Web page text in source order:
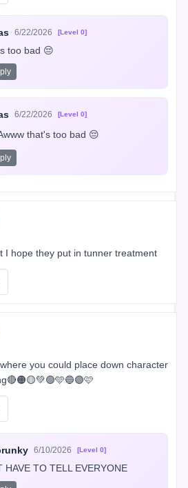
6/22/2026 [Level 0]
too bad 😔
6/22/2026 [Level 0]
that's too bad 😔
I hope they put in tunner treatment
you could place down character
6/10/2026 [Level 0]
HAVE TO TELL EVERYONE